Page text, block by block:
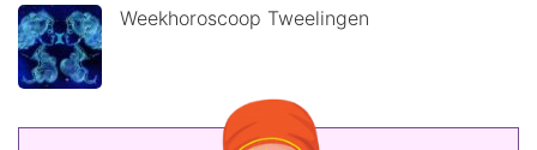
Weekhoroscoop Tweelingen